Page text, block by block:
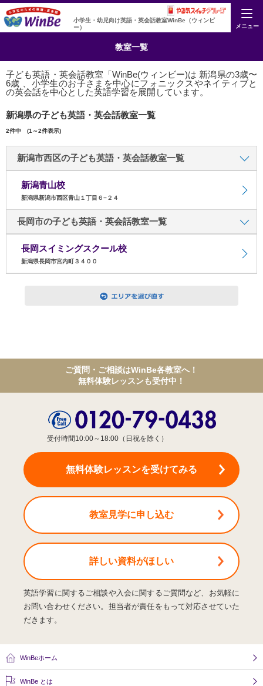
メニュー
小学生・幼児向け英語・英会話教室WinBe（ウィンビ
ー）
教室一覧
子ども英語・英会話教室「WinBe(ウィンビー)は 新潟県の3歳〜
6歳 、小学生のお子さまを中心にフォニックスやネイティブと
の英会話を中心とした英語学習を展開しています。
新潟県の子ども英語・英会話教室一覧
2件中 (1～2件表示)
新潟市西区の子ども英語・英会話教室一覧
新潟青山校
新潟県新潟市西区青山１丁目６−２４
長岡市の子ども英語・英会話教室一覧
長岡スイミングスクール校
新潟県長岡市宮内町３４００
ご質問・ご相談はWinBe各教室へ！
無料体験レッスンも受付中！
受付時間10:00～18:00（日祝を除く）
無料体験レッスンを受けてみる
教室見学に申し込む
詳しい資料がほしい
英語学習に関するご相談や入会に関するご質問など、お気軽に
お問い合わせください。 担当者が責任をもって対応させていた
だきます。
WinBeホーム
WinBe とは